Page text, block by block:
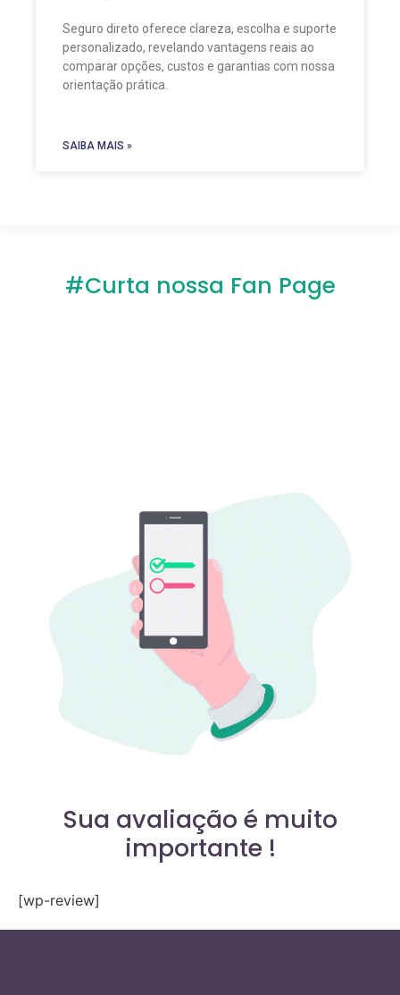
Seguro direto oferece clareza, escolha e suporte
personalizado, revelando vantagens reais ao
comparar opções, custos e garantias com nossa
orientação prática.
SAIBA MAIS »
#Curta nossa Fan Page
Sua avaliação é muito
importante !
[wp-review]